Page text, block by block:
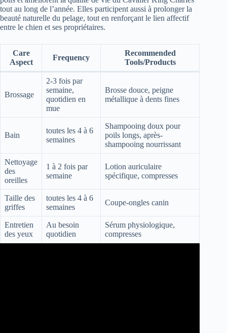
tout au long de l’année. Elles participent aussi à prolonger la
beauté naturelle du pelage, tout en renforçant le lien affectif
entre le chien et ses propriétaires.
Care
Aspect
Frequency
Recommended
Tools/Products
Brossage
2-3 fois par
semaine,
quotidien en
mue
Brosse douce, peigne
métallique à dents fines
Bain
toutes les 4 à 6
semaines
Shampooing doux pour
poils longs, après-
shampooing nourrissant
Nettoyage
des
oreilles
1 à 2 fois par
semaine
Lotion auriculaire
spécifique, compresses
Taille des
griffes
toutes les 4 à 6
semaines
Coupe-ongles canin
Entretien
des yeux
Au besoin
quotidien
Sérum physiologique,
compresses